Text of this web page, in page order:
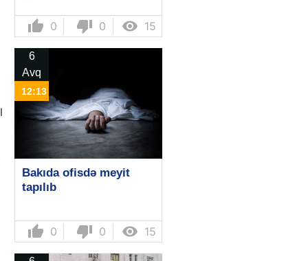
thumb_up 0 thumb_down 0  15
6
Avq
12:13
Bakıda ofisdə meyit
tapılıb
thumb_up 0 thumb_down 0  15